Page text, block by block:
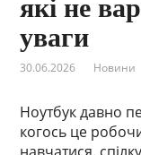
які не
уваги
30.06.2026 Новини
Ноутбук давно
когось це